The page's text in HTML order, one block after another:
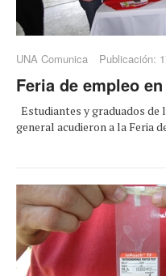
UNA Comunica Publicación:
Feria de empleo
Estudiantes y graduados
general acudieron a la Feria